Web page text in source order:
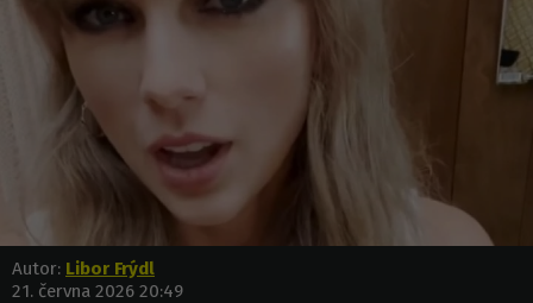
Autor: Libor Frýdl
21. června 2026 20:49